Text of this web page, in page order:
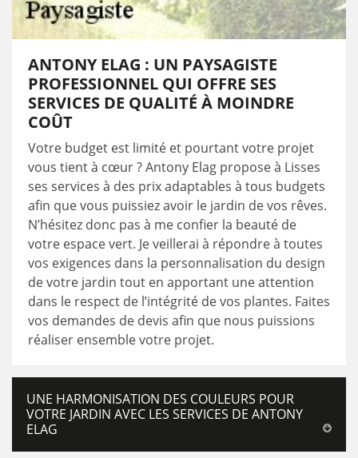
ANTONY ELAG : UN PAYSAGISTE
PROFESSIONNEL QUI OFFRE SES
SERVICES DE QUALITÉ À MOINDRE
COÛT
Votre budget est limité et pourtant votre projet
vous tient à cœur ? Antony Elag propose à Lisses
ses services à des prix adaptables à tous budgets
afin que vous puissiez avoir le jardin de vos rêves.
N’hésitez donc pas à me confier la beauté de
votre espace vert. Je veillerai à répondre à toutes
vos exigences dans la personnalisation du design
de votre jardin tout en apportant une attention
dans le respect de l’intégrité de vos plantes. Faites
vos demandes de devis afin que nous puissions
réaliser ensemble votre projet.
UNE HARMONISATION DES COULEURS POUR
VOTRE JARDIN AVEC LES SERVICES DE ANTONY
ELAG